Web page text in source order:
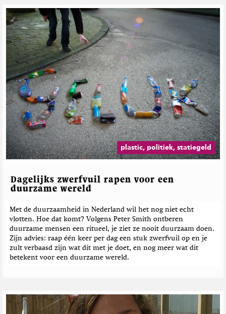
plastic, politiek, statiegeld
Dagelijks zwerfvuil rapen voor een
duurzame wereld
Met de duurzaamheid in Nederland wil het nog niet echt
vlotten. Hoe dat komt? Volgens Peter Smith ontberen
duurzame mensen een ritueel, je ziet ze nooit duurzaam doen.
Zijn advies: raap één keer per dag een stuk zwerfvuil op en je
zult verbaasd zijn wat dit met je doet, en nog meer wat dit
betekent voor een duurzame wereld.